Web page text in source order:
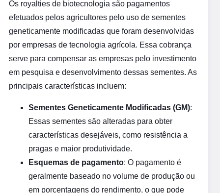
Os royalties de biotecnologia são pagamentos
efetuados pelos agricultores pelo uso de sementes
geneticamente modificadas que foram desenvolvidas
por empresas de tecnologia agrícola. Essa cobrança
serve para compensar as empresas pelo investimento
em pesquisa e desenvolvimento dessas sementes. As
principais características incluem:
Sementes Geneticamente Modificadas (GM):
Essas sementes são alteradas para obter
características desejáveis, como resistência a
pragas e maior produtividade.
Esquemas de pagamento: O pagamento é
geralmente baseado no volume de produção ou
em porcentagens do rendimento, o que pode